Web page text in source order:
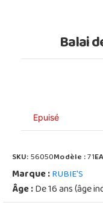
Balai
Epuisé
SKU:56050Modèle :71
Marque :RUBIE'S
Âge :De 16 ans (âge